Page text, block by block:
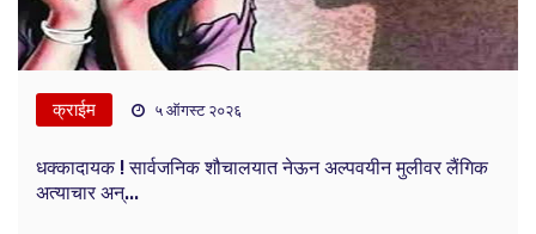
क्राईम ५ ऑगस्ट २०२६
धक्कादायक ! सार्वजनिक शौचालयात नेऊन अल्पवयीन मुलीवर लैंगिक
अत्याचार अन्...